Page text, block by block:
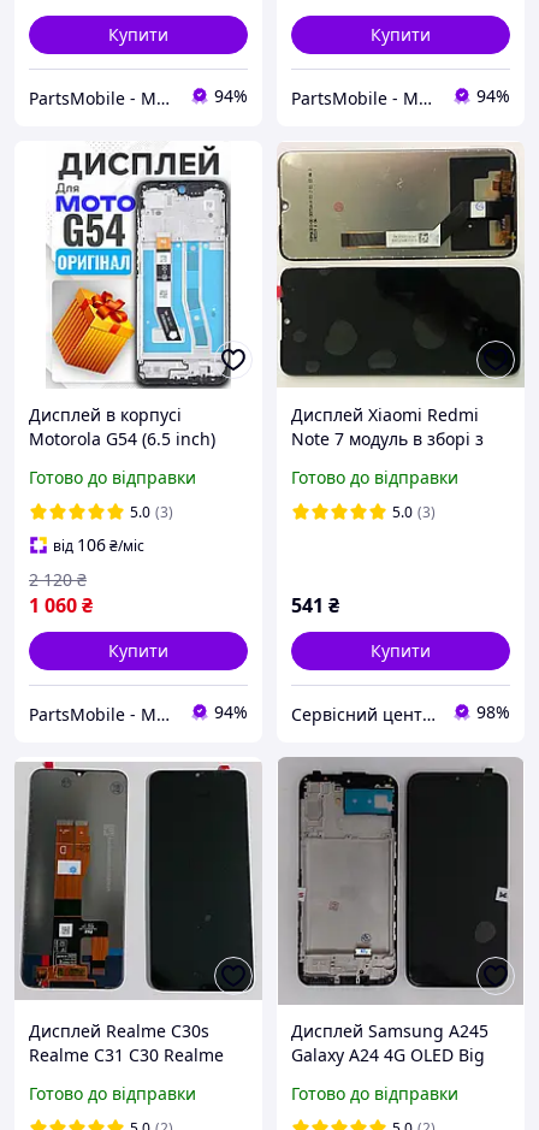
Купити
PartsMobile - Магазин запчастин (телефони, планшети, ноутбуки) 94%
Купити
PartsMobile - Магазин запчастин (телефони, планшети, ноутбуки) 94%
Дисплей в корпусі
Motorola G54 (6.5 inch)
екран оригінал на Мото
Г54
Готово до відправки
5.0 (3)
від 106₴/міс
1 060₴
2 120 ₴
Купити
PartsMobile - Магазин запчастин (телефони, планшети, ноутбуки) 94%
Дисплей Xiaomi Redmi
Note 7 модуль в зборі з
чорний
Готово до відправки
5.0 (3)
541 ₴
Купити
Сервісний центр Екран 98%
Дисплей Realme C30s
Realme C31 C30 Realme
OEM з тачскріном Black
Готово до відправки
Дисплей Samsung A245
Galaxy A24 4G OLED Big
матриці з тачскріном та
Готово до відправки